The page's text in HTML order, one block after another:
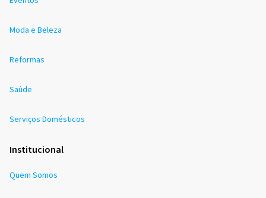
Moda e Beleza
Reformas
Saúde
Serviços Domésticos
Institucional
Quem Somos